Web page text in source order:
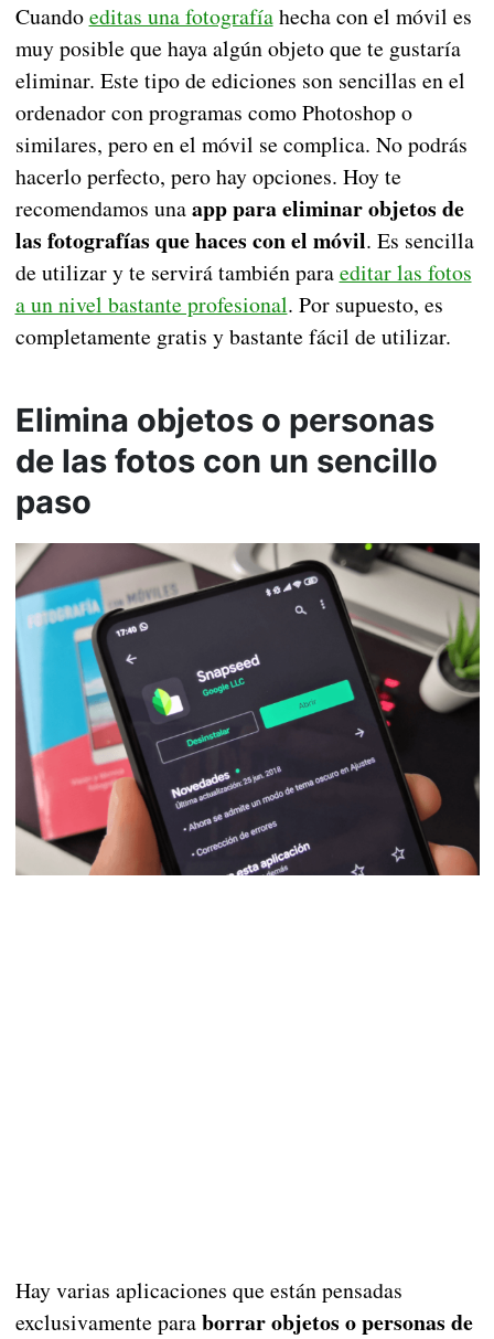
Cuandoeditas una fotografíahecha con el móvil es
muy posible que haya algún objeto que te gustaría
eliminar. Este tipo de ediciones son sencillas en el
ordenador con programas como Photoshop o
similares, pero en el móvil se complica. No podrás
hacerlo perfecto, pero hay opciones. Hoy te
recomendamos unaapp para eliminar objetos de
las fotografías que haces con el móvil. Es sencilla
de utilizar y te servirá también paraeditar las fotos
a un nivel bastante profesional. Por supuesto, es
completamente gratis y bastante fácil de utilizar.
Elimina objetos o personas
de las fotos con un sencillo
paso
Hay varias aplicaciones que están pensadas
exclusivamente paraborrar objetos o personas de